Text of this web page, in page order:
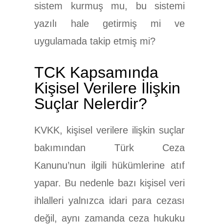
sistem kurmuş mu, bu sistemi
yazılı hale getirmiş mi ve
uygulamada takip etmiş mi?
TCK Kapsamında
Kişisel Verilere İlişkin
Suçlar Nelerdir?
KVKK, kişisel verilere ilişkin suçlar
bakımından Türk Ceza
Kanunu’nun ilgili hükümlerine atıf
yapar. Bu nedenle bazı kişisel veri
ihlalleri yalnızca idari para cezası
değil, aynı zamanda ceza hukuku